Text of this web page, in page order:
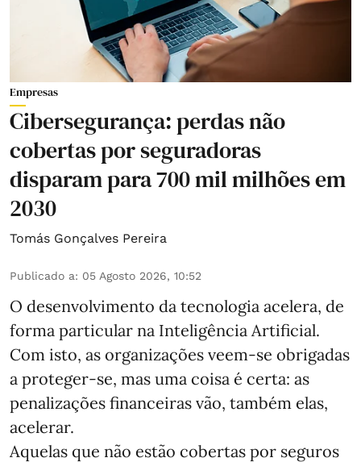
Empresas
Cibersegurança: perdas não
cobertas por seguradoras
disparam para 700 mil milhões em
2030
Tomás Gonçalves Pereira
Publicado a: 05 Agosto 2026, 10:52
O desenvolvimento da tecnologia acelera, de
forma particular na Inteligência Artificial.
Com isto, as organizações veem-se obrigadas
a proteger-se, mas uma coisa é certa: as
penalizações financeiras vão, também elas,
acelerar.
Aquelas que não estão cobertas por seguros